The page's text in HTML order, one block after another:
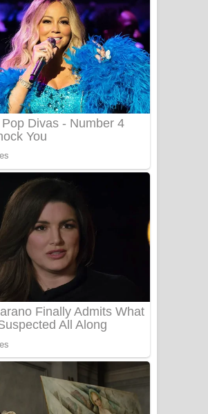
- ලියමුද දැන් අනාගතේ ගීතයේ පද පෙළ
Doni Song Lyrics - දෝණි ගීතයේ පද
පෙළ
Benthara Palame Song Lyrics -
බෙන්තර පාලමේ ගීතයේ පද පෙළ
Sanda Babalena Song Lyrics - සඳ
බැබලෙන ගීතයේ පද පෙළ
Adare Wadi Nisa Song Lyrics - ආදරේ
වැඩි නිසා ගීතයේ පද පෙළ
UNUHUMA Song Lyrics - උණුහුම
ගීතයේ පද පෙළ
Katakara Song Lyrics - කටකාර ගීතයේ
Tharu Yaye Dilena Song Lyrics - තරු